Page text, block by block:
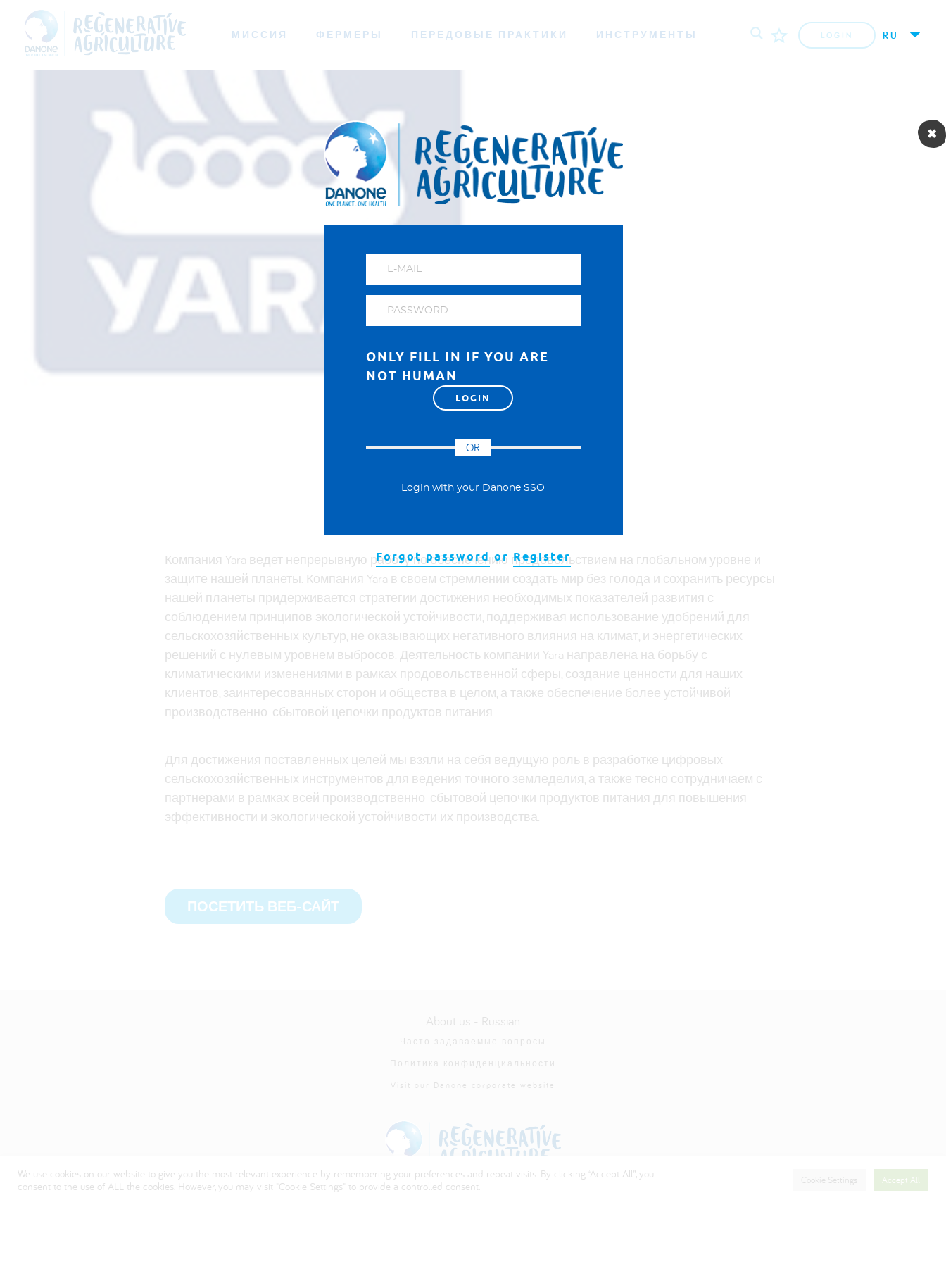
МИССИЯ ФЕРМЕРЫ ПЕРЕДОВЫЕ ПРАКТИКИ ИНСТРУМЕНТЫ LOGIN RU
Компания Yara ведет непрерывную работу по обеспечению продовольствием на глобальном уровне и
защите нашей планеты. Компания Yara в своем стремлении создать мир без голода и сохранить ресурсы
нашей планеты придерживается стратегии достижения необходимых показателей развития с
соблюдением принципов экологической устойчивости, поддерживая использование удобрений для
сельскохозяйственных культур, не оказывающих негативного влияния на климат, и энергетических
решений с нулевым уровнем выбросов. Деятельность компании Yara направлена на борьбу с
климатическими изменениями в рамках продовольственной сферы, создание ценности для наших
клиентов, заинтересованных сторон и общества в целом, а также обеспечение более устойчивой
производственно-сбытовой цепочки продуктов питания.
Для достижения поставленных целей мы взяли на себя ведущую роль в разработке цифровых
сельскохозяйственных инструментов для ведения точного земледелия, а также тесно сотрудничаем с
партнерами в рамках всей производственно-сбытовой цепочки продуктов питания для повышения
эффективности и экологической устойчивости их производства.
ПОСЕТИТЬ ВЕБ-САЙТ
ONLY FILL IN IF YOU ARE
NOT HUMAN
OR
Login with your Danone SSO
Forgot passwordorRegister
About us - Russian
Часто задаваемые вопросы
Политика конфиденциальности
Visit our Danone corporate website
We use cookies on our website to give you the most relevant experience by remembering your preferences and repeat visits. By clicking “Accept All”, you
consent to the use of ALL the cookies. However, you may visit "Cookie Settings" to provide a controlled consent.
Cookie Settings Accept All